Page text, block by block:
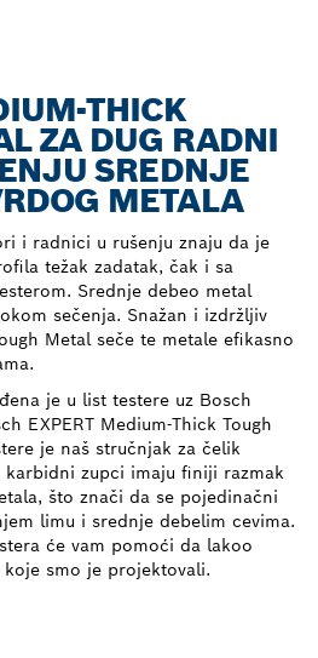
THICK
ZA DUG RADNI
SREDNJE
METALA
i radnici u rušenju znaju da je
težak zadatak, čak i sa
Srednje debeo metal
sečenja. Snažan i izdržljiv
Metal seče te metale efikasno
je u list testere uz Bosch
EXPERT Medium-Thick Tough
je naš stručnjak za čelik
zupci imaju finiji razmak
što znači da se pojedinačni
limu i srednje debelim cevima.
će vam pomoći da lakoo
smo je projektovali.